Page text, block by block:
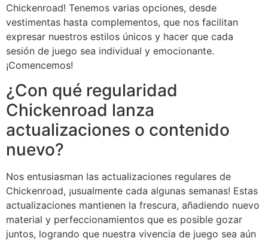
Chickenroad! Tenemos varias opciones, desde
vestimentas hasta complementos, que nos facilitan
expresar nuestros estilos únicos y hacer que cada
sesión de juego sea individual y emocionante.
¡Comencemos!
¿Con qué regularidad
Chickenroad lanza
actualizaciones o contenido
nuevo?
Nos entusiasman las actualizaciones regulares de
Chickenroad, ¡usualmente cada algunas semanas! Estas
actualizaciones mantienen la frescura, añadiendo nuevo
material y perfeccionamientos que es posible gozar
juntos, logrando que nuestra vivencia de juego sea aún